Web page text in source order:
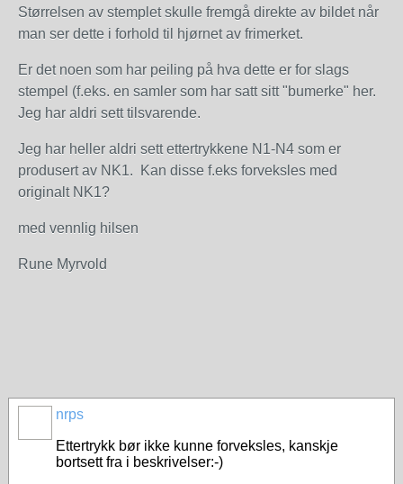
Størrelsen av stemplet skulle fremgå direkte av bildet når
man ser dette i forhold til hjørnet av frimerket.
Er det noen som har peiling på hva dette er for slags
stempel (f.eks. en samler som har satt sitt "bumerke" her.
Jeg har aldri sett tilsvarende.
Jeg har heller aldri sett ettertrykkene N1-N4 som er
produsert av NK1. Kan disse f.eks forveksles med
originalt NK1?
med vennlig hilsen
Rune Myrvold
nrps
Ettertrykk bør ikke kunne forveksles, kanskje
bortsett fra i beskrivelser:-)